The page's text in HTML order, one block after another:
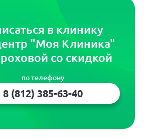
в клинику
"Моя Клиника"
со скидкой
по телефону
8 (812) 385-63-40